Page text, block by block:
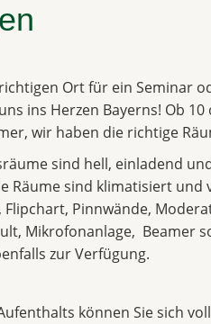
Ort für ein Seminar
ins Herzen Bayerns! Ob 10
wir haben die richtige
sind hell, einladend
Räume sind klimatisiert und
Flipchart, Pinnwände,
Mikrofonanlage, Beamer
zur Verfügung.
können Sie sich